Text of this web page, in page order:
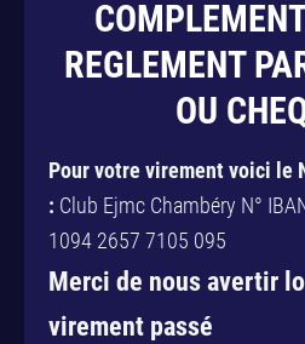
REGLEMENT
OU
Pour votre virement voici le
: Club Ejmc Chambéry N°
1094 2657 7105 095
Merci de nous avertir
virement passé